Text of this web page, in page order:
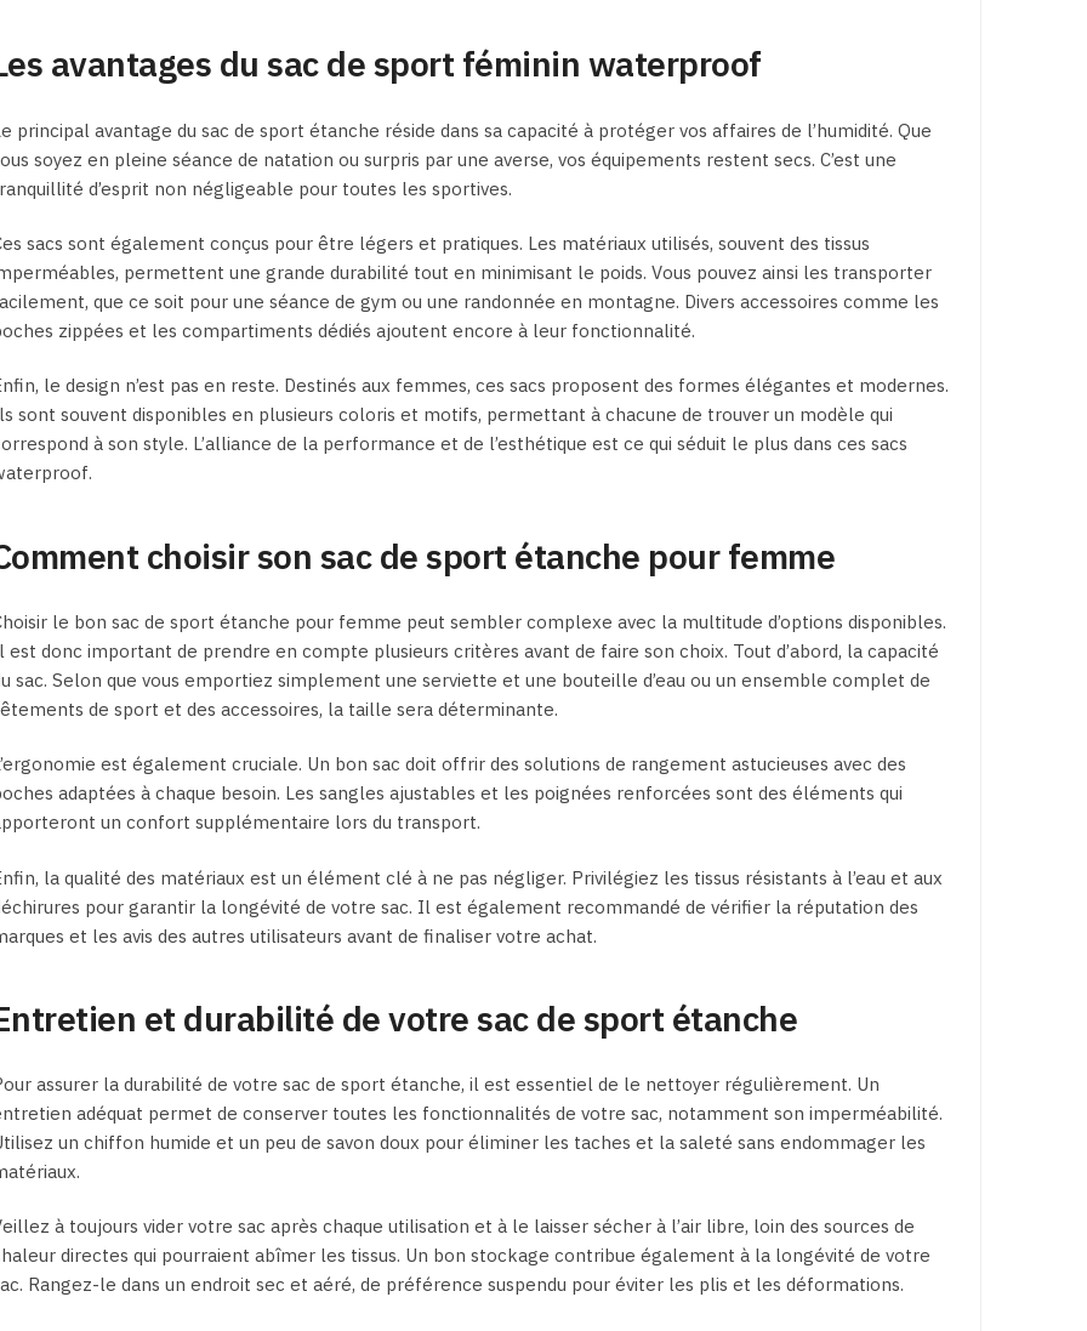
avantages du sac de sport féminin waterproof
principal avantage du sac de sport étanche réside dans sa capacité à protéger vos affaires de l’humidité. Que
soyez en pleine séance de natation ou surpris par une averse, vos équipements restent secs. C’est une
d’esprit non négligeable pour toutes les sportives.
sacs sont également conçus pour être légers et pratiques. Les matériaux utilisés, souvent des tissus
permettent une grande durabilité tout en minimisant le poids. Vous pouvez ainsi les transporter
que ce soit pour une séance de gym ou une randonnée en montagne. Divers accessoires comme les
zippées et les compartiments dédiés ajoutent encore à leur fonctionnalité.
le design n’est pas en reste. Destinés aux femmes, ces sacs proposent des formes élégantes et modernes.
sont souvent disponibles en plusieurs coloris et motifs, permettant à chacune de trouver un modèle qui
à son style. L’alliance de la performance et de l’esthétique est ce qui séduit le plus dans ces sacs
choisir son sac de sport étanche pour femme
le bon sac de sport étanche pour femme peut sembler complexe avec la multitude d’options disponibles.
est donc important de prendre en compte plusieurs critères avant de faire son choix. Tout d’abord, la capacité
sac. Selon que vous emportiez simplement une serviette et une bouteille d’eau ou un ensemble complet de
de sport et des accessoires, la taille sera déterminante.
est également cruciale. Un bon sac doit offrir des solutions de rangement astucieuses avec des
adaptées à chaque besoin. Les sangles ajustables et les poignées renforcées sont des éléments qui
un confort supplémentaire lors du transport.
la qualité des matériaux est un élément clé à ne pas négliger. Privilégiez les tissus résistants à l’eau et aux
pour garantir la longévité de votre sac. Il est également recommandé de vérifier la réputation des
et les avis des autres utilisateurs avant de finaliser votre achat.
et durabilité de votre sac de sport étanche
assurer la durabilité de votre sac de sport étanche, il est essentiel de le nettoyer régulièrement. Un
adéquat permet de conserver toutes les fonctionnalités de votre sac, notamment son imperméabilité.
un chiffon humide et un peu de savon doux pour éliminer les taches et la saleté sans endommager les
à toujours vider votre sac après chaque utilisation et à le laisser sécher à l’air libre, loin des sources de
directes qui pourraient abîmer les tissus. Un bon stockage contribue également à la longévité de votre
Rangez-le dans un endroit sec et aéré, de préférence suspendu pour éviter les plis et les déformations.